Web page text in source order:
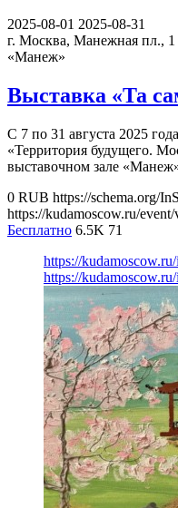
2025-08-01 2025-08-31
г. Москва, Манежная пл., 1
«Манеж»
Выставка «Та
С 7 по 31 августа 2025
«Территория будущего.
выставочном зале
0 RUB https://schema.org/
https://kudamoscow.ru/
Бесплатно 6.5K 71
https://
https://